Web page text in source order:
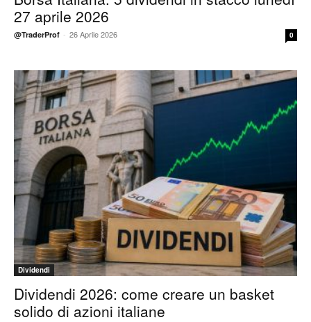
27 aprile 2026
@TraderProf - 26 Aprile 2026 0
Dividendi
Dividendi 2026: come creare un basket
solido di azioni italiane